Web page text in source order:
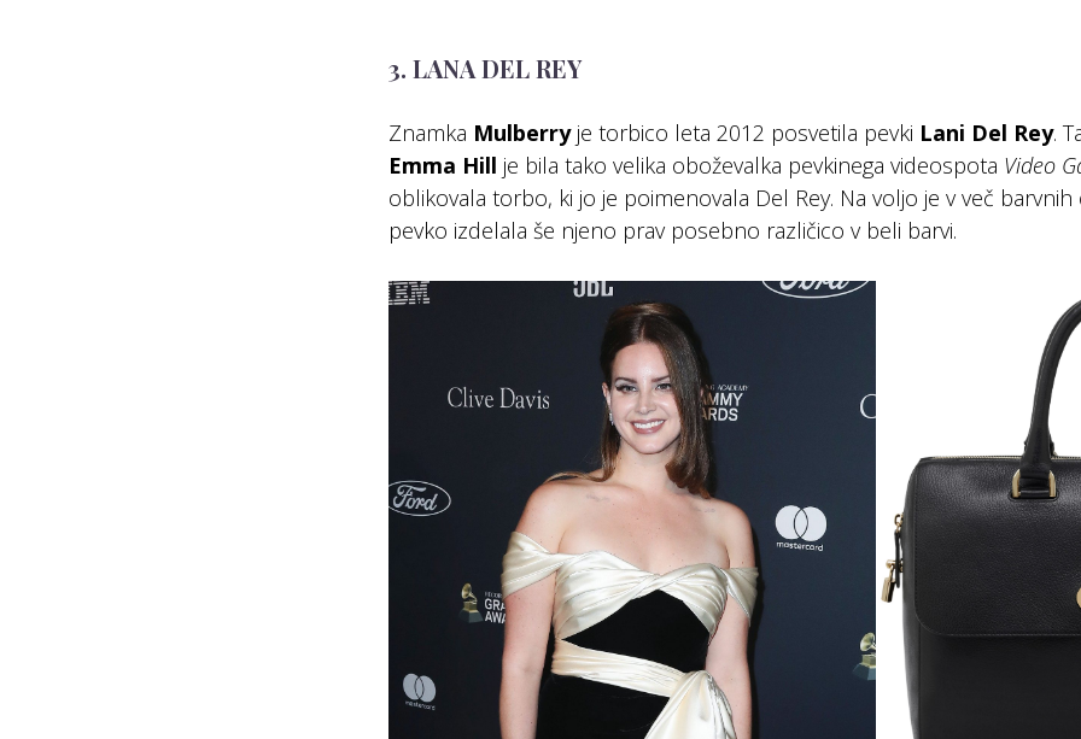
3. LANA DEL REY
Znamka Mulberry je torbico leta 2012 posvetila pevki Lani Del Rey.
Emma Hill je bila tako velika oboževalka pevkinega videospota Video
oblikovala torbo, ki jo je poimenovala Del Rey. Na voljo je v več
pevko izdelala še njeno prav posebno različico v beli barvi.